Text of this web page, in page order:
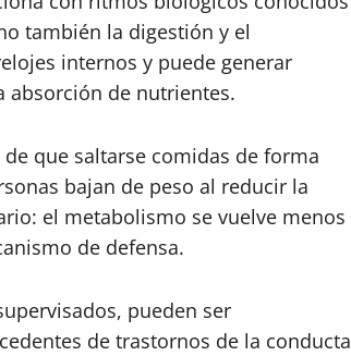
también la digestión y el
internos y puede generar
absorción de nutrientes.
que saltarse comidas de forma
bajan de peso al reducir la
el metabolismo se vuelve menos
de defensa.
pueden ser
de trastornos de la conducta